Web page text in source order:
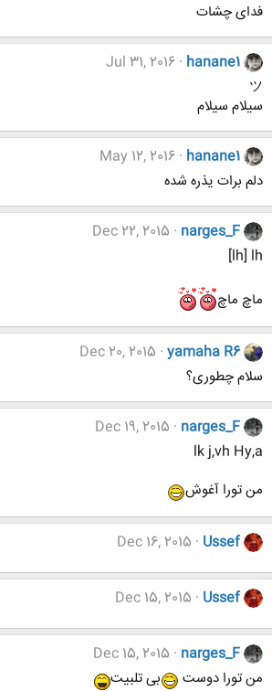
فدای چشات
hanane1
Jul 31, 2016
‌‌ツ
سیلام سیلام
hanane1
May 12, 2016
دلم برات یذره شده
narges_F
Dec 22, 2015
lh] lh]
ماچ ماچ
yamaha R6
Dec 20, 2015
سلام چطوری؟
narges_F
Dec 19, 2015
lk j,vh Hy,a
من تورا آغوش
Ussef
Dec 16, 2015
Ussef
Dec 15, 2015
narges_F
Dec 15, 2015
من تورا دوست
بی تلبیت